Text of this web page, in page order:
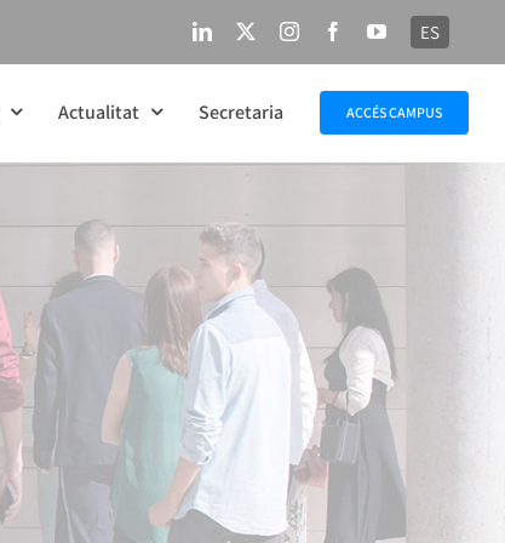
LinkedIn InstagramFacebookYouTube
ES
Actualitat Secretaria ACCÉS CAMPUS